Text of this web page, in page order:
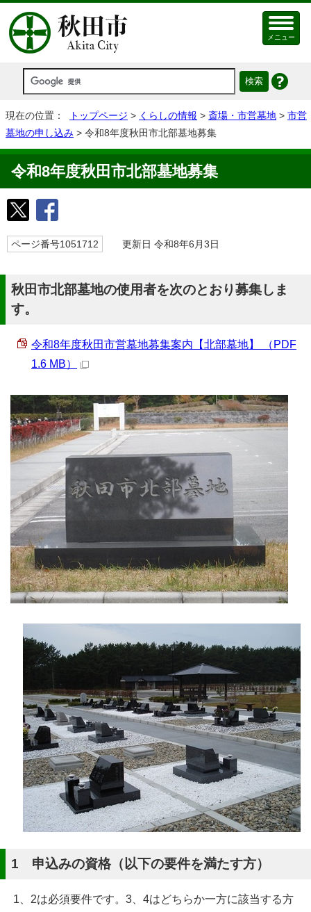
メニュー
現在の位置： トップページ > くらしの情報 > 斎場・市営墓地 > 市営
墓地の申し込み > 令和8年度秋田市北部墓地募集
令和8年度秋田市北部墓地募集
ページ番号1051712 更新日 令和8年6月3日
秋田市北部墓地の使用者を次のとおり募集しま
す。
令和8年度秋田市営墓地募集案内【北部墓地】 （PDF
1.6 MB）
1 申込みの資格（以下の要件を満たす方）
1、2は必須要件です。3、4はどちらか一方に該当する方